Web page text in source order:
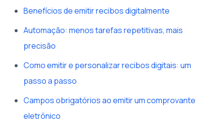
Benefícios de emitir recibos digitalmente
Automação: menos tarefas repetitivas, mais
precisão
Como emitir e personalizar recibos digitais: um
passo a passo
Campos obrigatórios ao emitir um comprovante
eletrônico